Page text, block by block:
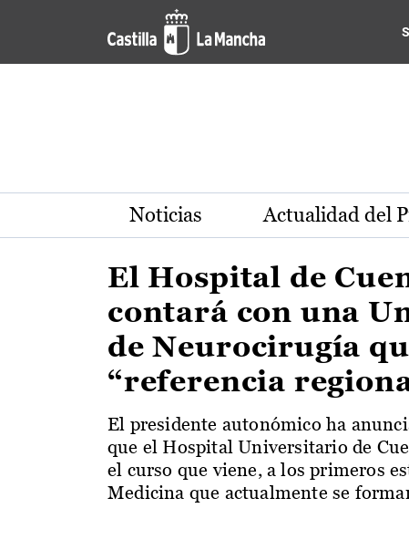
Pasar al contenido principal
Actualidad de la región de
Noticias Actualidad del
El Hospital de
contará con una
de Neurocirugía
“referencia
El presidente autonómico ha
que el Hospital Universitario de
el curso que viene, a los primeros
Medicina que actualmente se